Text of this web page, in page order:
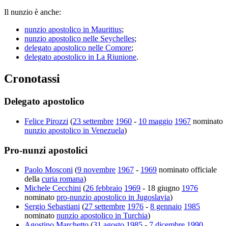
Il nunzio è anche:
nunzio apostolico in Mauritius;
nunzio apostolico nelle Seychelles;
delegato apostolico nelle Comore;
delegato apostolico in La Riunione.
Cronotassi
Delegato apostolico
Felice Pirozzi (23 settembre 1960 - 10 maggio 1967 nominato
nunzio apostolico in Venezuela)
Pro-nunzi apostolici
Paolo Mosconi (9 novembre 1967 - 1969 nominato officiale
della curia romana)
Michele Cecchini (26 febbraio 1969 - 18 giugno 1976
nominato pro-nunzio apostolico in Jugoslavia)
Sergio Sebastiani (27 settembre 1976 - 8 gennaio 1985
nominato nunzio apostolico in Turchia)